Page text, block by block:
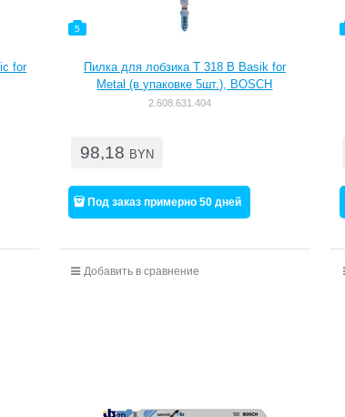
for
5
Пилка для лобзика T 318 В Basik for
Metal (в упаковке 5шт.), BOSCH
2.608.631.404
98,18 BYN
Под заказ примерно 50 дней
Добавить в сравнение